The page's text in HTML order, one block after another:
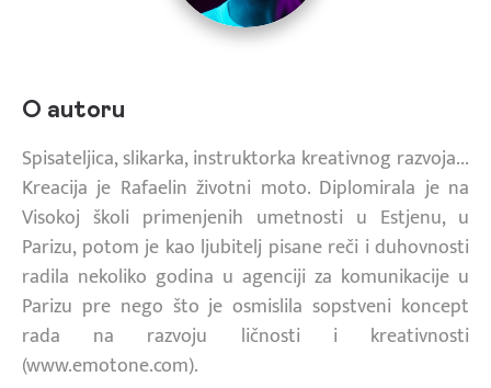
O autoru
Spisateljica, slikarka, instruktorka kreativnog razvoja...
Kreacija je Rafaelin životni moto. Diplomirala je na
Visokoj školi primenjenih umetnosti u Estjenu, u
Parizu, potom je kao ljubitelj pisane reči i duhovnosti
radila nekoliko godina u agenciji za komunikacije u
Parizu pre nego što je osmislila sopstveni koncept
rada na razvoju ličnosti i kreativnosti
(www.emotone.com).